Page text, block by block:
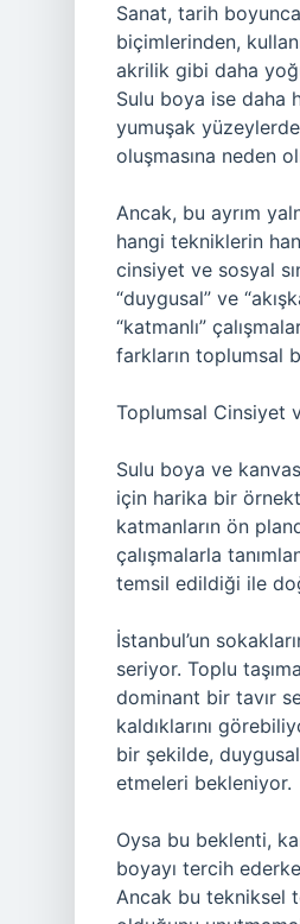
Sanat, tarih
biçimlerinden,
akrilik gibi daha
Sulu boya ise daha
yumuşak yüzeylerde
oluşmasına neden
Ancak, bu ayrım
hangi tekniklerin
cinsiyet ve sosyal
“duygusal” ve
“katmanlı”
farkların toplumsal
Toplumsal Cinsiyet
Sulu boya ve
için harika bir
katmanların ön
çalışmalarla
temsil edildiği ile
İstanbul’un
seriyor. Toplu
dominant bir tavır
kaldıklarını
bir şekilde,
etmeleri bekleniyor.
Oysa bu beklenti,
boyayı tercih
Ancak bu tekniksel